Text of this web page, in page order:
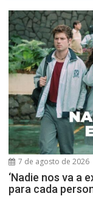
7 de agosto de 2026
‘Nadie nos va a
para cada